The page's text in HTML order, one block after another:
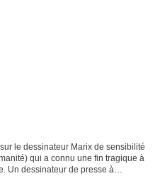
le dessinateur Marix de sensibilité
qui a connu une fin tragique à
Un dessinateur de presse à